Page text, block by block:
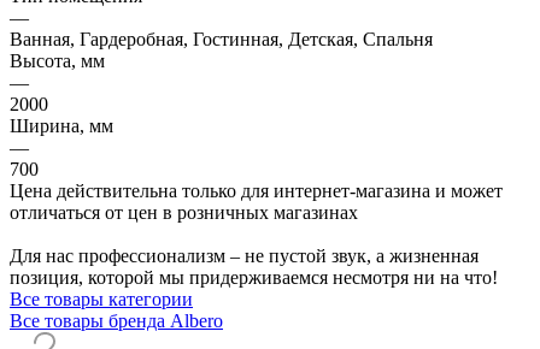
—
Ванная, Гардеробная, Гостинная, Детская, Спальня
Высота, мм
—
2000
Ширина, мм
—
700
Цена действительна только для интернет-магазина и может
отличаться от цен в розничных магазинах
Для нас профессионализм – не пустой звук, а жизненная
позиция, которой мы придерживаемся несмотря ни на что!
Все товары категории
Все товары бренда Albero